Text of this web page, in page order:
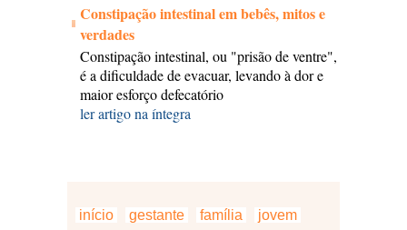
Constipação intestinal em bebês, mitos e
verdades
Constipação intestinal, ou "prisão de ventre",
é a dificuldade de evacuar, levando à dor e
maior esforço defecatório
ler artigo na íntegra
início gestante família
jovem